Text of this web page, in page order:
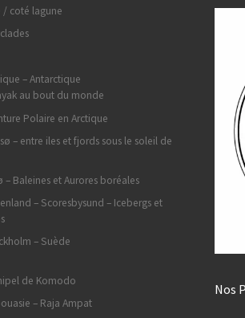
/ coté lagune
– Antarctique
au bout du monde
Polaire en Arctique
– entre iles et fjords sous le soleil de
– Baleines et Aurores boréales
– Scoresbysund – Icebergs et
– Suède
de Komodo
– Raja Ampat
Nos